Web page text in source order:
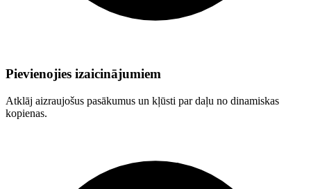
Pievienojies izaicinājumiem
Atklāj aizraujošus pasākumus un kļūsti par daļu no dinamiskas
kopienas.